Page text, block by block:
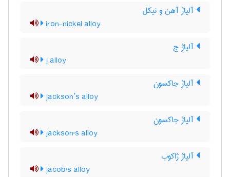
آلیاژ آهن و نیکل
iron-nickel alloy
آلیاژ ج
j alloy
آلیاژ جاکسون
jackson’s alloy
آلیاژ جاکسون
jackson's alloy
آلیاژ ژاکوب
jacob's alloy